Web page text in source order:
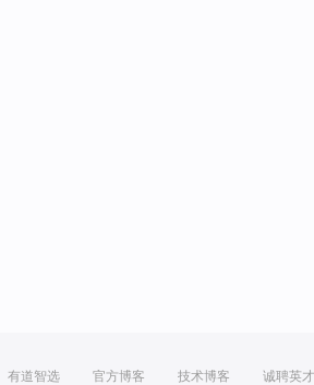
有道智选 官方博客 技术博客 诚聘英才